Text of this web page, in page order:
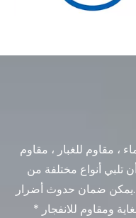
، مقاوم للغبار ، مقاوم
تلبي أنواع مختلفة من
ضمان حدوث أضرار
ومقاوم للانفجار *